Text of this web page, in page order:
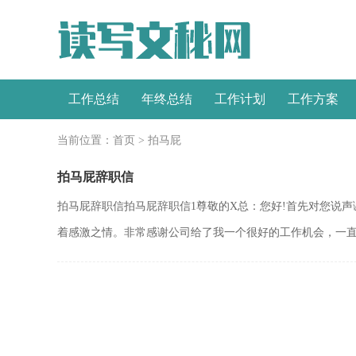
工作总结 年终总结 工作计划 工作方案
当前位置： 首页 > 拍马屁
拍马屁辞职信
拍马屁辞职信拍马屁辞职信1尊敬的X总：您好!首先对您说
着感激之情。非常感谢公司给了我一个很好的工作机会，一